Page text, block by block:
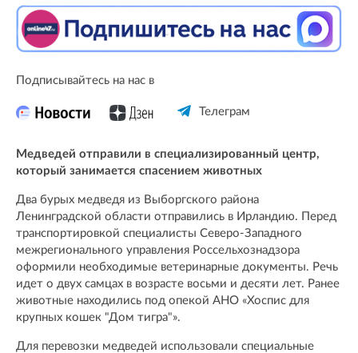
Подписывайтесь на нас в
Телеграм
Медведей отправили в специализированный центр,
который занимается спасением животных
Два бурых медведя из Выборгского района
Ленинградской области отправились в Ирландию. Перед
транспортировкой специалисты Северо-Западного
межрегионального управления Россельхознадзора
оформили необходимые ветеринарные документы. Речь
идет о двух самцах в возрасте восьми и десяти лет. Ранее
животные находились под опекой АНО «Хоспис для
крупных кошек "Дом тигра"».
Для перевозки медведей использовали специальные